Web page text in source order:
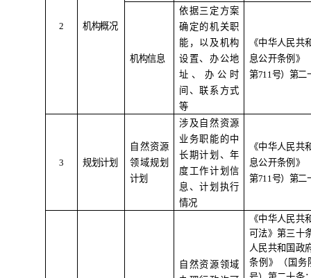
2 机构概况
机构信息
依据三定方案
确定的机关职
能，以及机构
设置、办公地
址、办公时
间、联系方式
等
《中华人民共
息公开条例》
第711 号）第二
3 规划计划
自然资源
领域规划
计划
涉及自然资源
业务职能的中
长期计划、年
度工作计划信
息、计划执行
情况
《中华人民共
息公开条例》
第711 号）第二
自然资源领域
《中华人民共
可法》第三十
人民共和国政
条例》（国务